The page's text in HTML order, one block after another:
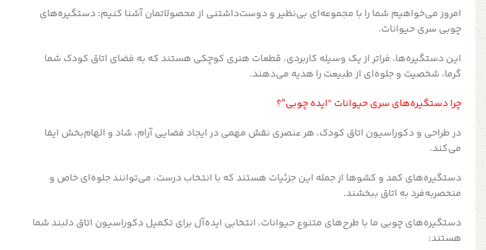
امروز می‌خواهیم شما را با مجموعه‌ای بی‌نظیر و دوست‌داشتنی از محصولاتمان آشنا کنیم: دستگیره‌های
چوبی سری حیوانات.
این دستگیره‌ها، فراتر از یک وسیله کاربردی، قطعات هنری کوچکی هستند که به فضای اتاق کودک شما
گرما، شخصیت و جلوه‌ای از طبیعت را هدیه می‌دهند.
چرا دستگیره‌های سری حیوانات “ایده چوبی”؟
در طراحی و دکوراسیون اتاق کودک، هر عنصری نقش مهمی در ایجاد فضایی آرام، شاد و الهام‌بخش ایفا
می‌کند.
دستگیره‌های کمد و کشوها از جمله این جزئیات هستند که با انتخاب درست، می‌توانند جلوه‌ای خاص و
منحصربه‌فرد به اتاق ببخشند.
دستگیره‌های چوبی ما با طرح‌های متنوع حیوانات، انتخابی ایده‌آل برای تکمیل دکوراسیون اتاق دلبند شما
هستند: